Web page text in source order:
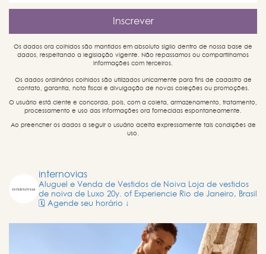
Os dados ora colhidos são mantidos em absoluto sigilo dentro de nossa base de
dados, respeitando a legislação vigente. Não repassamos ou compartilhamos
informações com terceiros.
Os dados ordinários colhidos são utilizados unicamente para fins de cadastro de
contato, garantia, nota fiscal e divulgação de novas coleções ou promoções.
O usuário está ciente e concorda, pois, com a coleta, armazenamento, tratamento,
processamento e uso das informações ora fornecidas espontaneamente.
Ao preencher os dados a seguir o usuário aceita expressamente tais condições de
uso.
internovias
Aluguel e Venda de Vestidos de Noiva Loja de vestidos
de noiva de Luxo 20y. of Experiencie Rio de Janeiro, Brasil
🗓️ Agende seu horário ↓